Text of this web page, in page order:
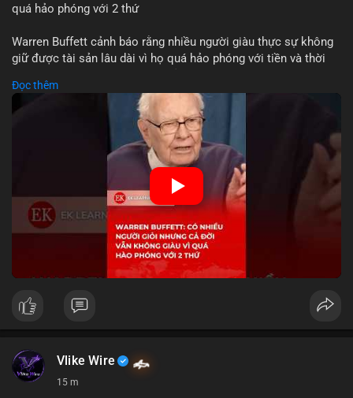
quá hảo phóng với 2 thứ
Warren Buffett cảnh báo rằng nhiều người giàu thực sự không
giữ được tài sản lâu dài vì họ quá hảo phóng với tiền và thời
nhuận tái đầu tư và suy giảm sức mạnh tăng trưởng danh mục.
Đối với nhà đầu tư crypto, giữ lại lợi nhuận để tái đầu tư vào
dự án tiềm năng quan trọng hơn chia sẻ quá mức. Cân bằng
đóng góp xã hội và bảo vệ tài sản giúp nhà đầu tư đạt được
bền vững tài chính mà Buffett đề cao.
🎥 Xem video trực tiếp tại:
Nguồn: KIEN THUC KINH TE
Đọc thêm
Vlike Wire
15 m